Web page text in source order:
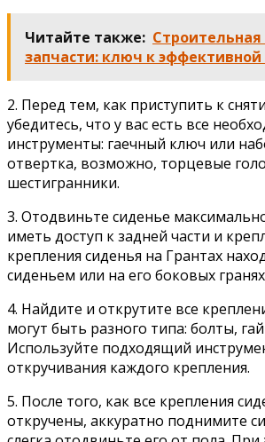
Читайте также: Строительная
запчасти: ключ к эффективной
2. Перед тем, как приступить к
убедитесь, что у вас есть все
инструменты: гаечный ключ или
отвертка, возможно, торцевые
шестигранники.
3. Отодвиньте сиденье
иметь доступ к задней части и
крепления сиденья на Грантах
сиденьем или на его боковых
4. Найдите и открутите все
могут быть разного типа: болты,
Используйте подходящий
откручивания каждого крепления.
5. После того, как все крепления
откручены, аккуратно поднимите